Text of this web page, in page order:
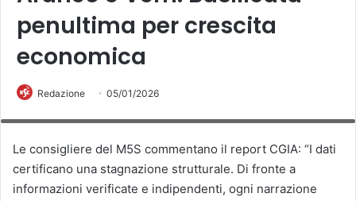
penultima per crescita
economica
Redazione 05/01/2026
Alessia Araneo e Viviana Verri, consiglieri regionali del Movimento 5 Stelle
Le consigliere del M5S commentano il report CGIA: “I dati
certificano una stagnazione strutturale. Di fronte a
informazioni verificate e indipendenti, ogni narrazione